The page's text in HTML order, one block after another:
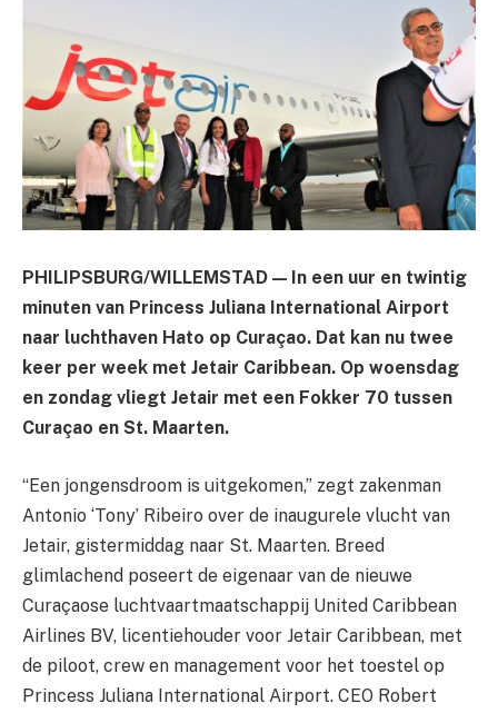
PHILIPSBURG/WILLEMSTAD — In een uur en twintig
minuten van Princess Juliana International Airport
naar luchthaven Hato op Curaçao. Dat kan nu twee
keer per week met Jetair Caribbean. Op woensdag
en zondag vliegt Jetair met een Fokker 70 tussen
Curaçao en St. Maarten.
“Een jongensdroom is uitgekomen,” zegt zakenman
Antonio ‘Tony’ Ribeiro over de inaugurele vlucht van
Jetair, gistermiddag naar St. Maarten. Breed
glimlachend poseert de eigenaar van de nieuwe
Curaçaose luchtvaartmaatschappij United Caribbean
Airlines BV, licentiehouder voor Jetair Caribbean, met
de piloot, crew en management voor het toestel op
Princess Juliana International Airport. CEO Robert